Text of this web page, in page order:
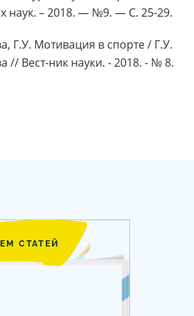
наук. – 2018. — №9. — С. 25-29.
Г.У. Мотивация в спорте / Г.У.
// Вест-ник науки. - 2018. - № 8.
СТАТЕЙ